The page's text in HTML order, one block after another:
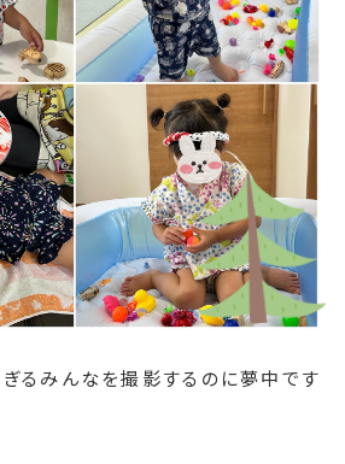
るみんなを撮影するのに夢中です